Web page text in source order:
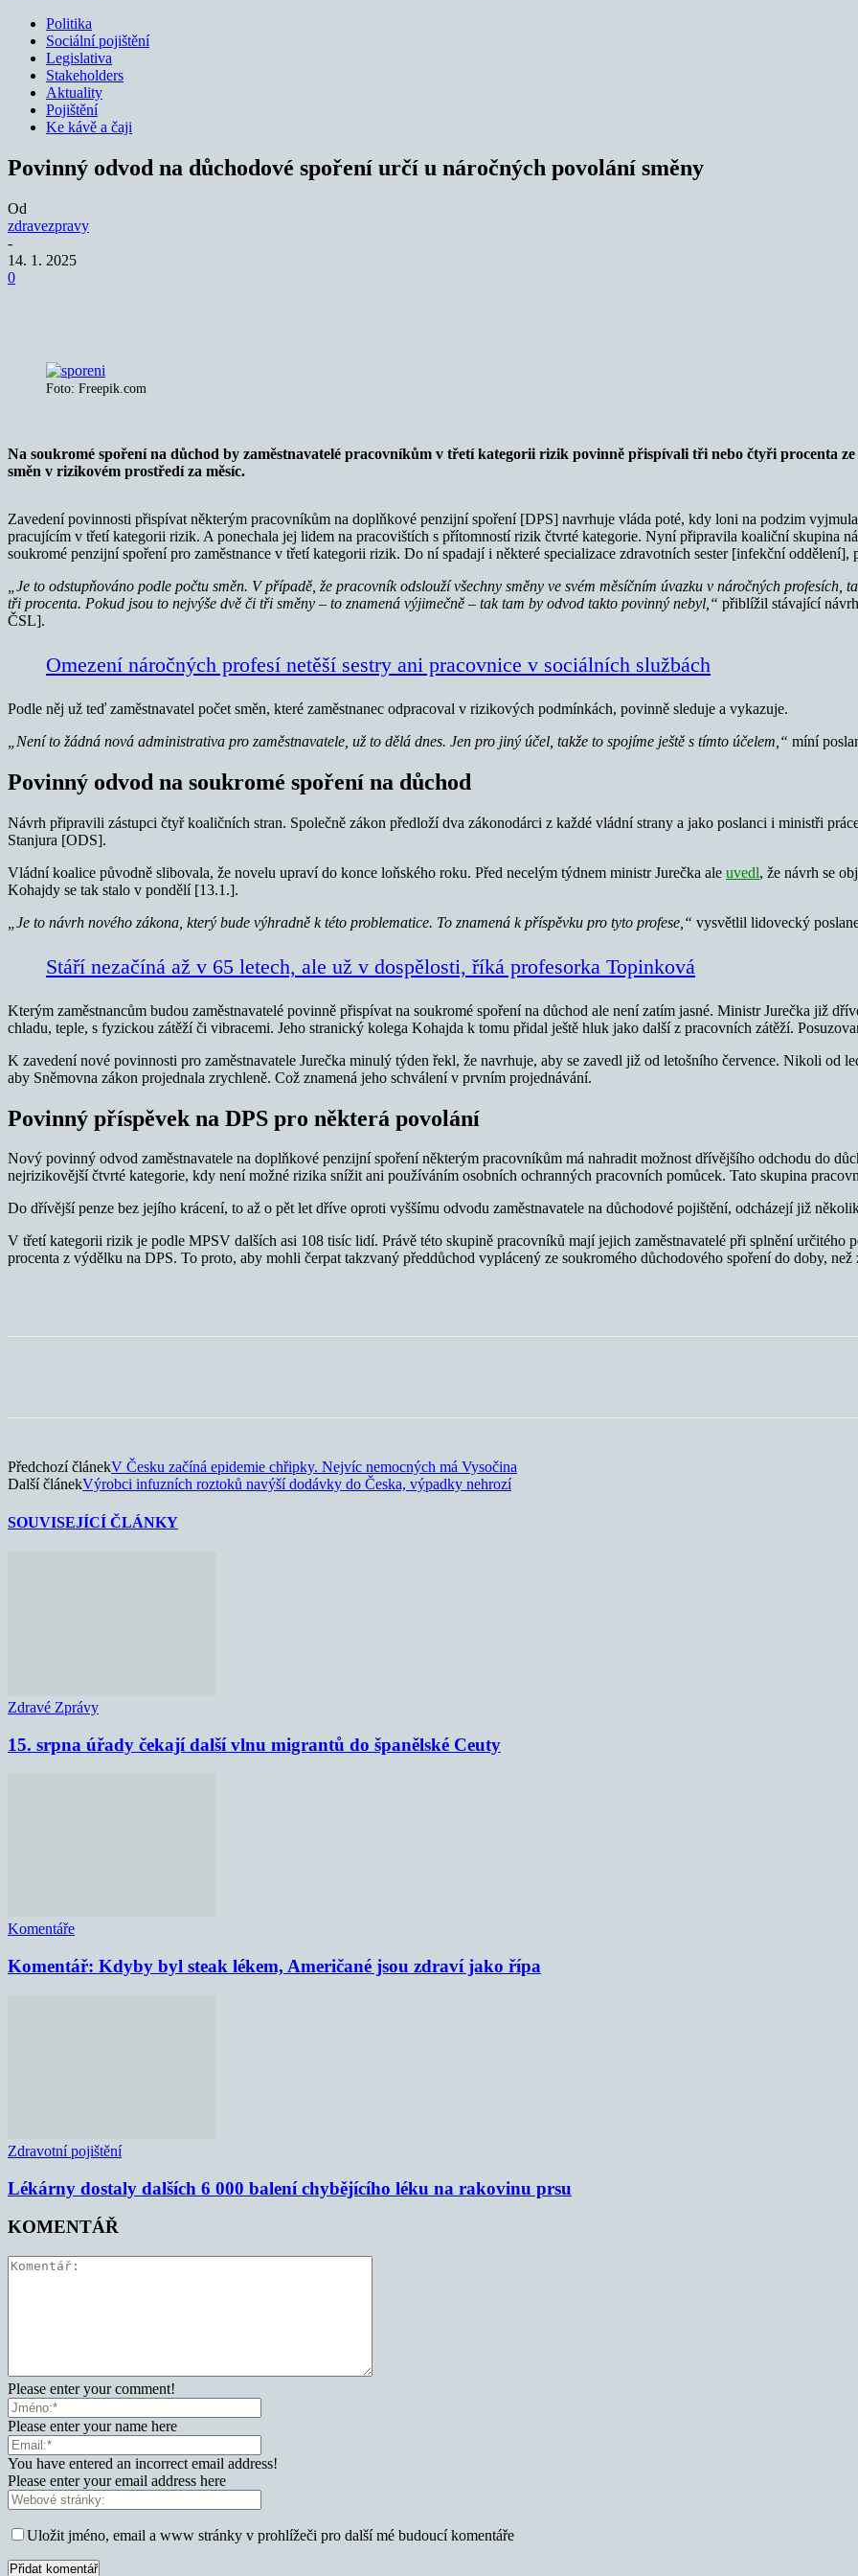
Politika
Sociální pojištění
Legislativa
Stakeholders
Aktuality
Pojištění
Ke kávě a čaji
Povinný odvod na důchodové spoření určí u náročných povolání směny
Od
zdravezpravy
-
14. 1. 2025
0
Foto: Freepik.com
Na soukromé spoření na důchod by zaměstnavatelé pracovníkům v třetí kategorii rizik povinně přispívali tři nebo čtyři procenta
směn v rizikovém prostředí za měsíc.
Zavedení povinnosti přispívat některým pracovníkům na doplňkové penzijní spoření [DPS] navrhuje vláda poté, kdy loni na podzim
pracujícím v třetí kategorii rizik. A ponechala jej lidem na pracovištích s přítomností rizik čtvrté kategorie. Nyní připravila koaliční skupina
soukromé penzijní spoření pro zaměstnance v třetí kategorii rizik. Do ní spadají i některé specializace zdravotních sester [infekční
„Je to odstupňováno podle počtu směn. V případě, že pracovník odslouží všechny směny ve svém měsíčním úvazku v náročných
tři procenta. Pokud jsou to nejvýše dvě či tři směny – to znamená výjimečně – tak tam by odvod takto povinný nebyl,“ přiblížil stávající
ČSL].
Omezení náročných profesí netěší sestry ani pracovnice v sociálních službách
Podle něj už teď zaměstnavatel počet směn, které zaměstnanec odpracoval v rizikových podmínkách, povinně sleduje a vykazuje.
„Není to žádná nová administrativa pro zaměstnavatele, už to dělá dnes. Jen pro jiný účel, takže to spojíme ještě s tímto účelem,“ míní
Povinný odvod na soukromé spoření na důchod
Návrh připravili zástupci čtyř koaličních stran. Společně zákon předloží dva zákonodárci z každé vládní strany a jako poslanci i ministři
Stanjura [ODS].
Vládní koalice původně slibovala, že novelu upraví do konce loňského roku. Před necelým týdnem ministr Jurečka ale uvedl, že návrh se
Kohajdy se tak stalo v pondělí [13.1.].
„Je to návrh nového zákona, který bude výhradně k této problematice. To znamená k příspěvku pro tyto profese,“ vysvětlil lidovecký
Stáří nezačíná až v 65 letech, ale už v dospělosti, říká profesorka Topinková
Kterým zaměstnancům budou zaměstnavatelé povinně přispívat na soukromé spoření na důchod ale není zatím jasné. Ministr Jurečka již
chladu, teple, s fyzickou zátěží či vibracemi. Jeho stranický kolega Kohajda k tomu přidal ještě hluk jako další z pracovních zátěží.
K zavedení nové povinnosti pro zaměstnavatele Jurečka minulý týden řekl, že navrhuje, aby se zavedl již od letošního července. Nikoli od
aby Sněmovna zákon projednala zrychleně. Což znamená jeho schválení v prvním projednávání.
Povinný příspěvek na DPS pro některá povolání
Nový povinný odvod zaměstnavatele na doplňkové penzijní spoření některým pracovníkům má nahradit možnost dřívějšího odchodu do
nejrizikovější čtvrté kategorie, kdy není možné rizika snížit ani používáním osobních ochranných pracovních pomůcek. Tato skupina
Do dřívější penze bez jejího krácení, to až o pět let dříve oproti vyššímu odvodu zaměstnavatele na důchodové pojištění, odcházejí již
V třetí kategorii rizik je podle MPSV dalších asi 108 tisíc lidí. Právě této skupině pracovníků mají jejich zaměstnavatelé při splnění
procenta z výdělku na DPS. To proto, aby mohli čerpat takzvaný předdůchod vyplácený ze soukromého důchodového spoření do doby, než
Předchozí článekV Česku začíná epidemie chřipky. Nejvíc nemocných má Vysočina
Další článekVýrobci infuzních roztoků navýší dodávky do Česka, výpadky nehrozí
SOUVISEJÍCÍ ČLÁNKY
Zdravé Zprávy
15. srpna úřady čekají další vlnu migrantů do španělské Ceuty
Komentáře
Komentář: Kdyby byl steak lékem, Američané jsou zdraví jako řípa
Zdravotní pojištění
Lékárny dostaly dalších 6 000 balení chybějícího léku na rakovinu prsu
KOMENTÁŘ
Please enter your comment!
Please enter your name here
You have entered an incorrect email address!
Please enter your email address here
Uložit jméno, email a www stránky v prohlížeči pro další mé budoucí komentáře